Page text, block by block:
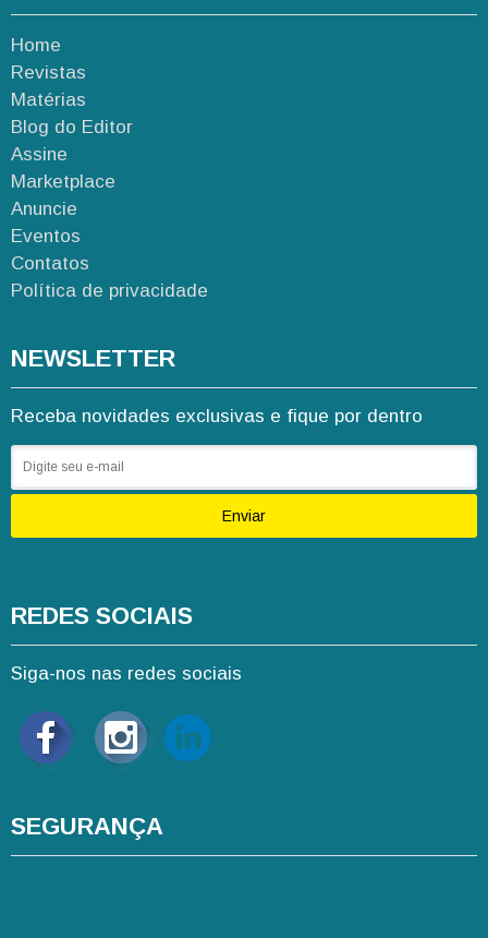
Home
Revistas
Matérias
Blog do Editor
Assine
Marketplace
Anuncie
Eventos
Contatos
Política de privacidade
NEWSLETTER
Receba novidades exclusivas e fique por dentro
Enviar
REDES SOCIAIS
Siga-nos nas redes sociais
SEGURANÇA